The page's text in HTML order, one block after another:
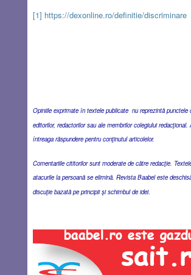
[1] https://dexonline.ro/definitie/discriminare
Opiniile exprimate în textele publicate nu reprezintă punctele
editorilor, redactorilor sau ale membrilor colegiului
întreaga răspundere pentru conţinutul articolelor.
Comentariile cititorilor sunt moderate de către redacţie.
atacurile la persoană se elimină. Revista Baabel este
discuţie bazată pe principii şi schimbul de idei.